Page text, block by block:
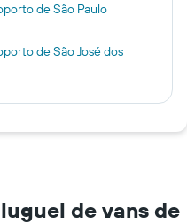
de São Paulo
de São José dos
de vans de